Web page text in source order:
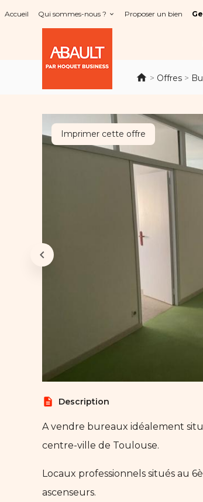
Accueil Qui sommes-nous ? Proposer un bien
> Offres >
Imprimer cette offre
description Description
A vendre bureaux idéalement
centre-ville de Toulouse.
Locaux professionnels situés au
ascenseurs.